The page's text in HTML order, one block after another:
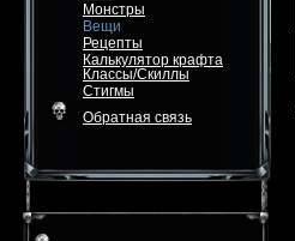
Монстры
Вещи
Рецепты
Калькулятор крафта
Классы/Скиллы
Стигмы
Обратная связь